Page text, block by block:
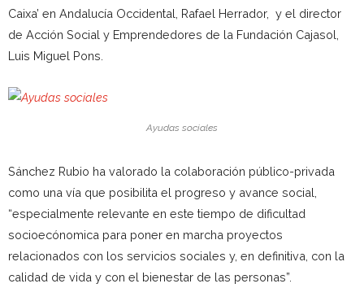
Caixa’ en Andalucía Occidental, Rafael Herrador, y el director
de Acción Social y Emprendedores de la Fundación Cajasol,
Luis Miguel Pons.
Ayudas sociales
Sánchez Rubio ha valorado la colaboración público-privada
como una vía que posibilita el progreso y avance social,
“especialmente relevante en este tiempo de dificultad
socioecónomica para poner en marcha proyectos
relacionados con los servicios sociales y, en definitiva, con la
calidad de vida y con el bienestar de las personas”.